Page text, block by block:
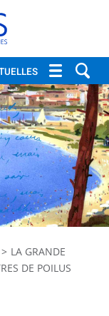
site officiel de la
LA GRANDE
DE POILUS